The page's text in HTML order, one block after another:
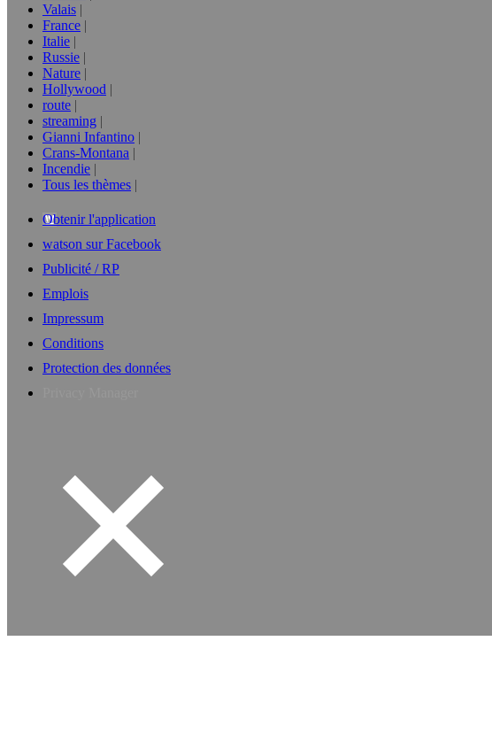
Valais
France
Italie
Russie
Nature
Hollywood
route
streaming
Gianni Infantino
Crans-Montana
Incendie
Tous les thèmes
Obtenir l'application
watson sur Facebook
Publicité / RP
Emplois
Impressum
Conditions
Protection des données